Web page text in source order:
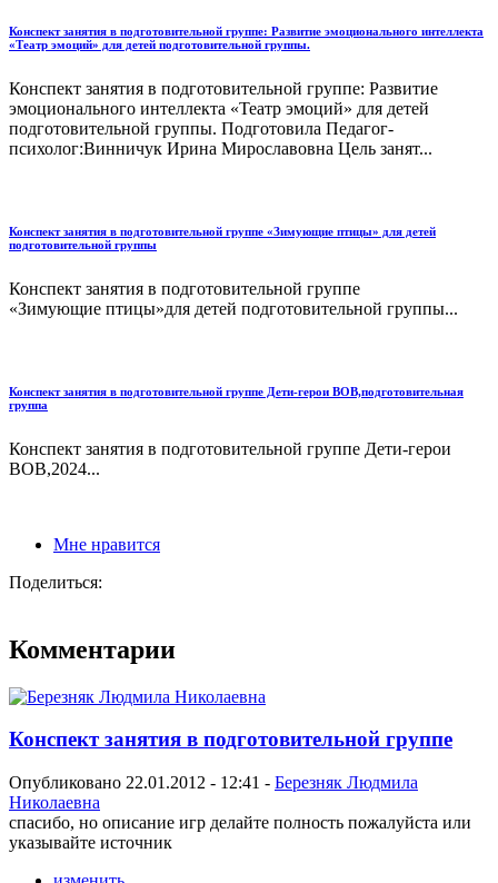
Конспект занятия в подготовительной группе: Развитие эмоционального интеллекта
«Театр эмоций» для детей подготовительной группы.
Конспект занятия в подготовительной группе: Развитие
эмоционального интеллекта «Театр эмоций» для детей
подготовительной группы. Подготовила Педагог-
психолог:Винничук Ирина Мирославовна Цель занят...
Конспект занятия в подготовительной группе «Зимующие птицы» для детей
подготовительной группы
Конспект занятия в подготовительной группе
«Зимующие птицы»для детей подготовительной группы...
Конспект занятия в подготовительной группе Дети-герои ВОВ,подготовительная
группа
Конспект занятия в подготовительной группе Дети-герои
ВОВ,2024...
Мне нравится
Поделиться:
Комментарии
Конспект занятия в подготовительной группе
Опубликовано 22.01.2012 - 12:41 - Березняк Людмила
Николаевна
спасибо, но описание игр делайте полность пожалуйста или
указывайте источник